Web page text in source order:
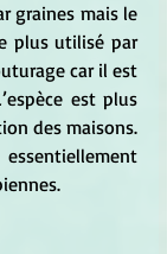
graines mais le
plus utilisé par
car il est
est plus
des maisons.